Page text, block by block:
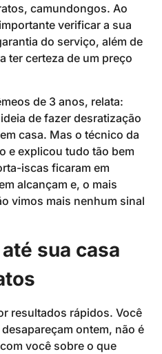
camundongos. Ao
verificar a sua
do serviço, além de
ter certeza de um preço
de 3 anos, relata:
de fazer desratização
casa. Mas o técnico da
e explicou tudo tão bem
iscas ficaram em
alcançam e, o mais
vimos mais nenhum sinal
sua casa
resultados rápidos. Você
ontem, não é
você sobre o que